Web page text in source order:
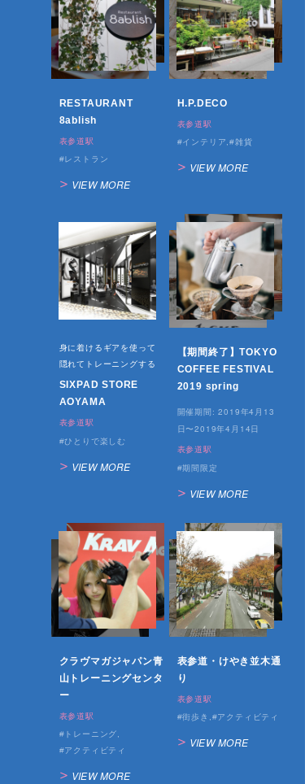
RESTAURANT
8ablish
表参道駅
レストラン
VIEW MORE
H.P.DECO
表参道駅
インテリア 雑貨
VIEW MORE
身に着けるギアを使って
隠れてトレーニングする
SIXPAD STORE
AOYAMA
表参道駅
ひとりで楽しむ
VIEW MORE
【期間終了】TOKYO
COFFEE FESTIVAL
2019 spring
開催期間:2019年4月13
日〜2019年4月14日
表参道駅
期間限定
VIEW MORE
クラヴマガジャパン青
山トレーニングセンタ
ー
表参道駅
トレーニング
アクティビティ
VIEW MORE
表参道・けやき並木通
り
表参道駅
街歩き アクティビティ
VIEW MORE